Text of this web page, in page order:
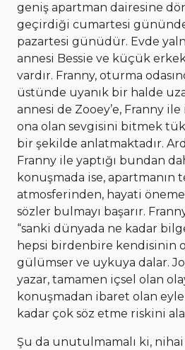
geniş apartman dairesine
geçirdiği cumartesi
pazartesi günüdür. Evde
annesi Bessie ve küçük
vardır. Franny, oturma
üstünde uyanık bir halde
annesi de Zooey’e, Franny
ona olan sevgisini bitmek
bir şekilde anlatmaktadır.
Franny ile yaptığı bundan
konuşmada ise, apartmanın
atmosferinden, hayati
sözler bulmayı başarır.
“sanki dünyada ne kadar
hepsi birdenbire kendisinin
gülümser ve uykuya dalar.
yazar, tamamen içsel olan
konuşmadan ibaret olan
kadar çok söz etme riskini
Şu da unutulmamalı ki,